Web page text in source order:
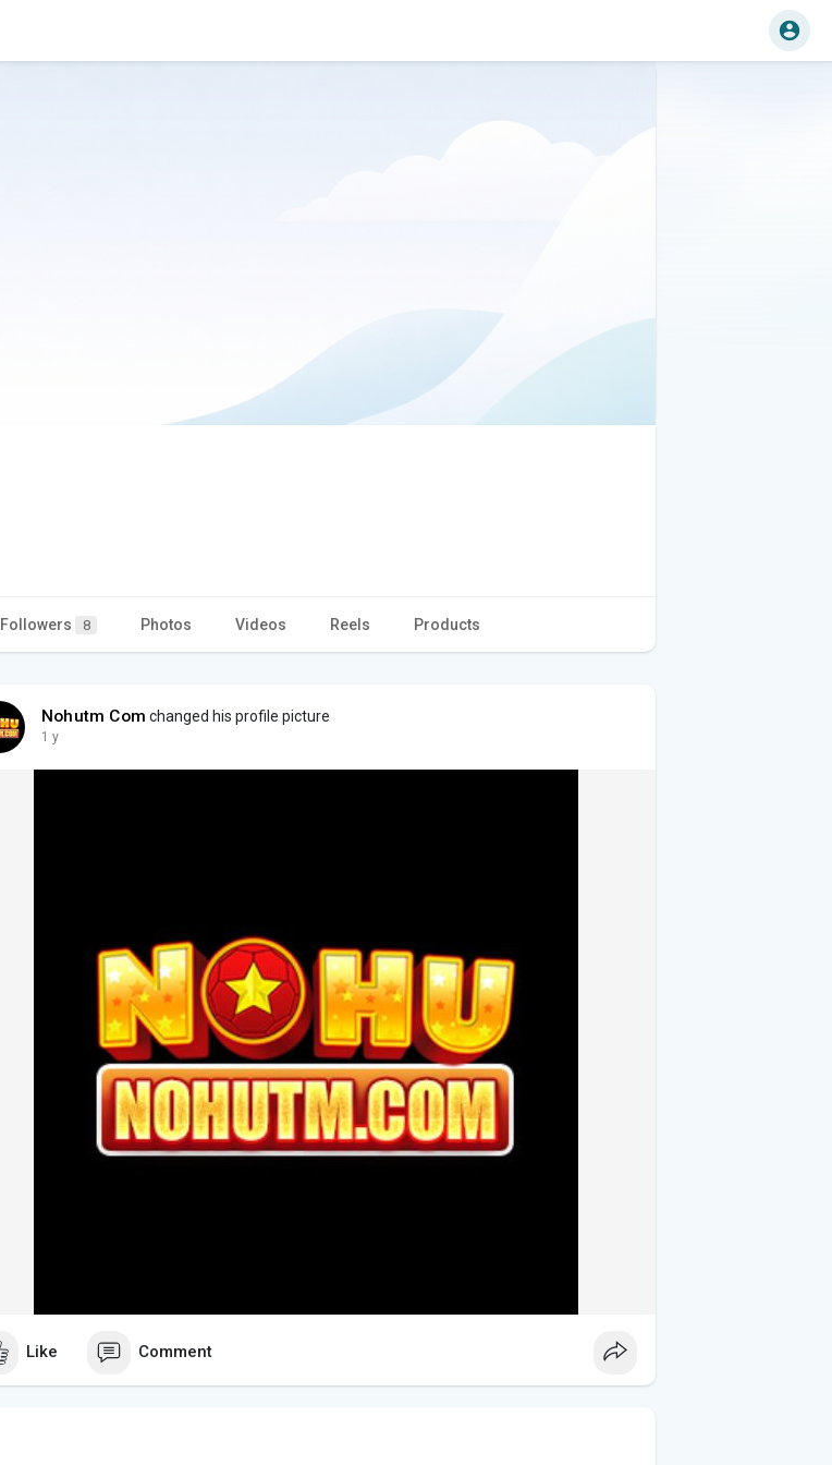
Followers 8 Photos Videos Reels Products
Nohutm Com changed his profile picture
1 y
Like Comment